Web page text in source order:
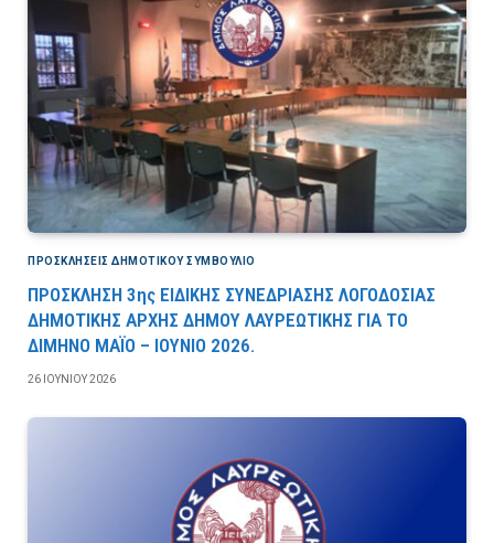
ΠΡΟΣΚΛΉΣΕΙΣ ΔΗΜΟΤΙΚΟΎ ΣΥΜΒΟΎΛΙΟ
ΠΡΟΣΚΛΗΣΗ 3ης ΕΙΔΙΚΗΣ ΣΥΝΕΔΡΙΑΣΗΣ ΛΟΓΟΔΟΣΙΑΣ
ΔΗΜΟΤΙΚΗΣ ΑΡΧΗΣ ΔΗΜΟΥ ΛΑΥΡΕΩΤΙΚΗΣ ΓΙΑ ΤΟ
ΔΙΜΗΝΟ ΜΑΪΟ – ΙΟΥΝΙΟ 2026.
26 ΙΟΥΝΊΟΥ 2026